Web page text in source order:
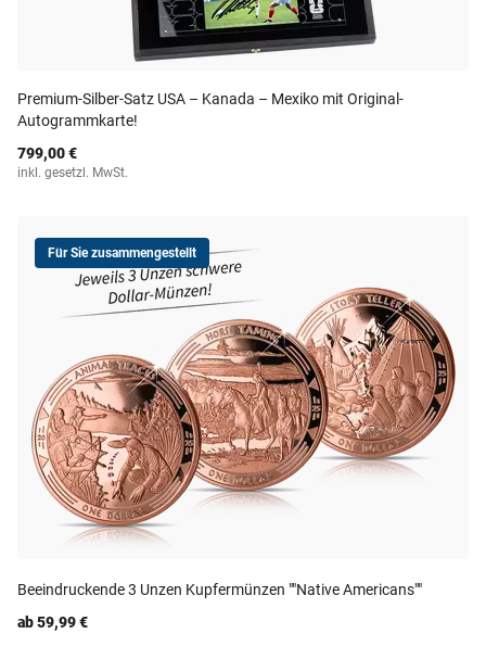
Premium-Silber-Satz USA – Kanada – Mexiko mit Original-
Autogrammkarte!
799,00 €
inkl. gesetzl. MwSt.
Für Sie zusammengestellt
Beeindruckende 3 Unzen Kupfermünzen ""Native Americans""
ab 59,99 €